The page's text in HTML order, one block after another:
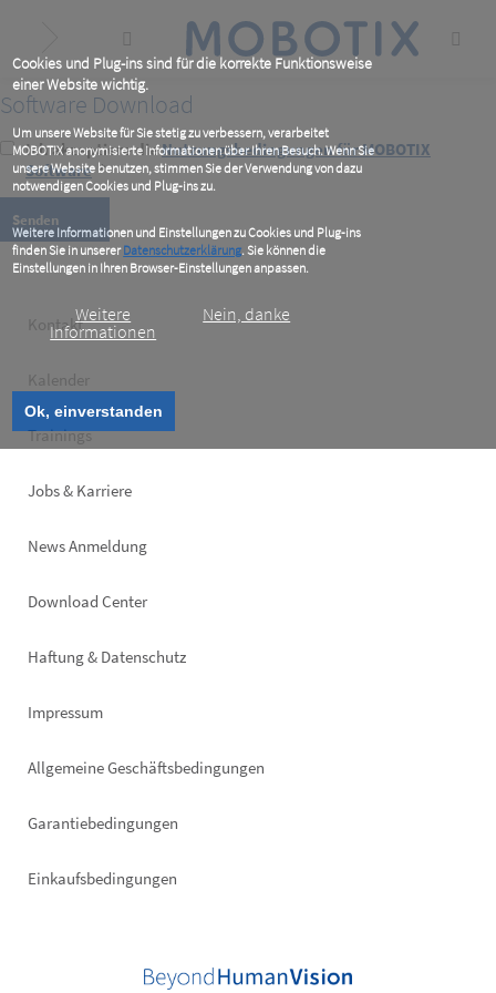
Cookies und Plug-ins sind für die korrekte Funktionsweise
einer Website wichtig.
Um unsere Website für Sie stetig zu verbessern, verarbeitet
MOBOTIX anonymisierte Informationen über Ihren Besuch. Wenn Sie
unsere Website benutzen, stimmen Sie der Verwendung von dazu
notwendigen Cookies und Plug-ins zu.
Weitere Informationen und Einstellungen zu Cookies und Plug-ins
finden Sie in unsererDatenschutzerklärung. Sie können die
Einstellungen in Ihren Browser-Einstellungen anpassen.
Weitere
Informationen
Nein, danke
Ok, einverstanden
content
Software Download
Ich akzeptiere dieNutzungsbedingungen für MOBOTIX
Software*
Footer
Kontakt
Kalender
Trainings
Jobs & Karriere
News Anmeldung
Footer
Download Center
Haftung & Datenschutz
Impressum
Allgemeine Geschäftsbedingungen
Garantiebedingungen
Einkaufsbedingungen